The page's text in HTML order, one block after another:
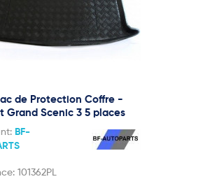
de Protection Coffre -
Grand Scenic 3 5 places
BF-
101362PL